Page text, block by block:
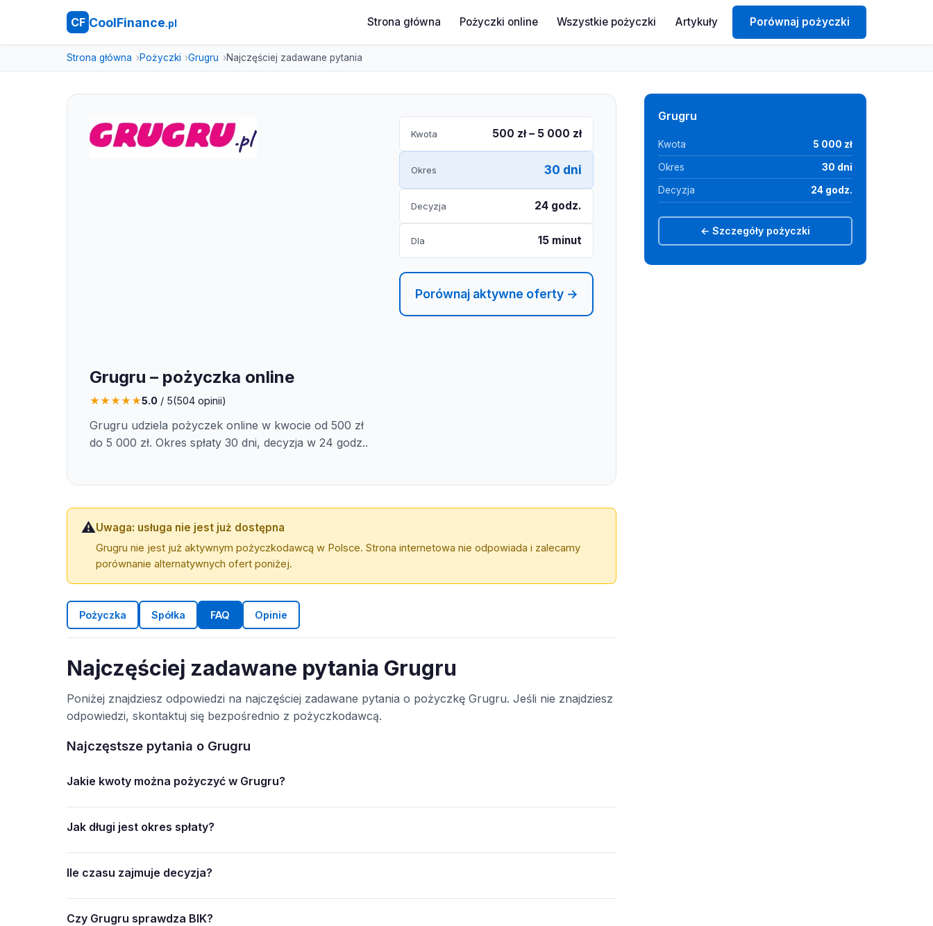
CF CoolFinance.pl Strona główna Pożyczki online Wszystkie pożyczki Artykuły Porównaj pożyczki
Strona główna Pożyczki Grugru Najczęściej zadawane pytania
Grugru – pożyczka online
★★★★★5.0 / 5(504 opinii)
Grugru udziela pożyczek online w kwocie od 500 zł
do 5 000 zł. Okres spłaty 30 dni, decyzja w 24 godz..
Kwota 500 zł – 5 000 zł
Okres 30 dni
Decyzja 24 godz.
Dla 15 minut
Porównaj aktywne oferty →
⚠️Uwaga: usługa nie jest już dostępna
Grugru nie jest już aktywnym pożyczkodawcą w Polsce. Strona internetowa nie odpowiada i zalecamy
porównanie alternatywnych ofert poniżej.
Pożyczka Spółka FAQ Opinie
Najczęściej zadawane pytania Grugru
Poniżej znajdziesz odpowiedzi na najczęściej zadawane pytania o pożyczkę Grugru. Jeśli nie znajdziesz
odpowiedzi, skontaktuj się bezpośrednio z pożyczkodawcą.
Najczęstsze pytania o Grugru
Jakie kwoty można pożyczyć w Grugru?
Jak długi jest okres spłaty?
Ile czasu zajmuje decyzja?
Czy Grugru sprawdza BIK?
Grugru
Kwota 5 000 zł
Okres 30 dni
Decyzja 24 godz.
← Szczegóły pożyczki